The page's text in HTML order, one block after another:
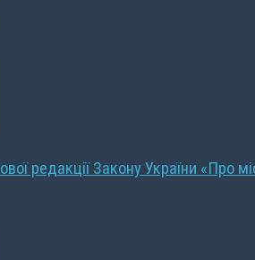
редакції Закону України «Про